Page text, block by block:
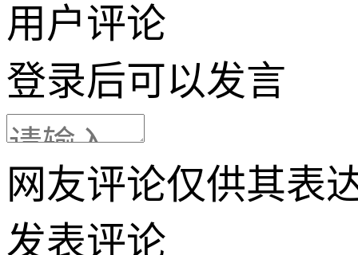
用户评论
登录后可以发言
网友评论仅供其表
发表评论